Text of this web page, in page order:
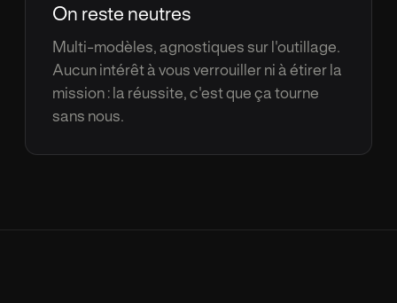
On reste neutres
Multi-modèles, agnostiques sur l'outillage.
Aucun intérêtàvous verrouiller niàétirer la
mission : la réussite, c'est queça tourne
sans nous.